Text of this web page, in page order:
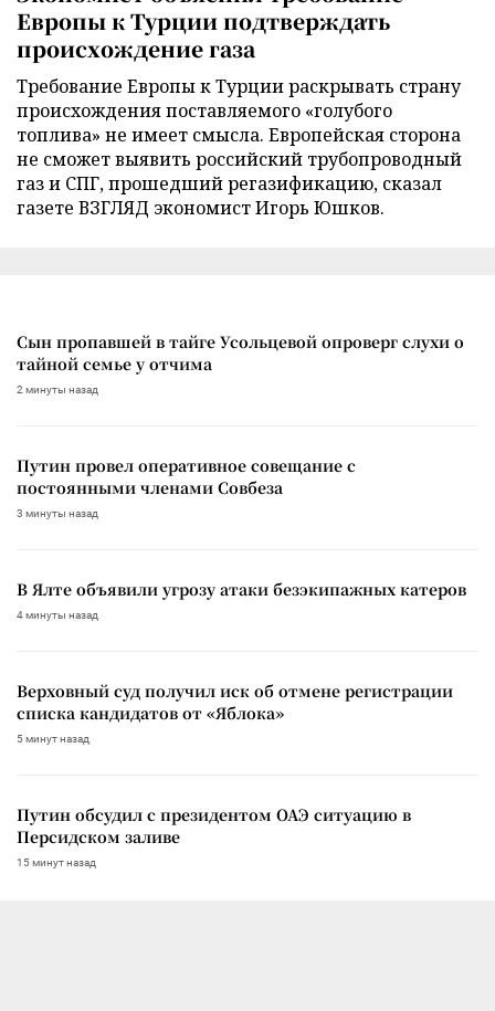
Европы к Турции подтверждать
происхождение газа
Требование Европы к Турции раскрывать страну
происхождения поставляемого «голубого
топлива» не имеет смысла. Европейская сторона
не сможет выявить российский трубопроводный
газ и СПГ, прошедший регазификацию, сказал
газете ВЗГЛЯД экономист Игорь Юшков.
Сын пропавшей в тайге Усольцевой опроверг слухи о
тайной семье у отчима
2 минуты назад
Путин провел оперативное совещание с
постоянными членами Совбеза
3 минуты назад
В Ялте объявили угрозу атаки безэкипажных катеров
4 минуты назад
Верховный суд получил иск об отмене регистрации
списка кандидатов от «Яблока»
5 минут назад
Путин обсудил с президентом ОАЭ ситуацию в
Персидском заливе
15 минут назад